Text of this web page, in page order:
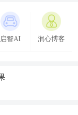
不同脸型对应不同性
焦虑的等级划分
启智AI 润心博客